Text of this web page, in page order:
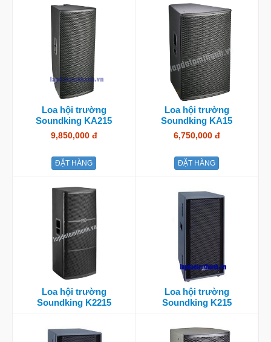
Loa hội trường
Soundking KA215
9,850,000 đ
ĐẶT HÀNG
Loa hội trường
Soundking KA15
6,750,000 đ
ĐẶT HÀNG
Loa hội trường
Soundking K2215
Loa hội trường
Soundking K215